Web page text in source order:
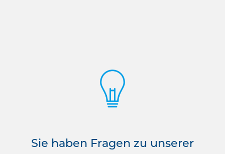
Sie haben Fragen zu unserer